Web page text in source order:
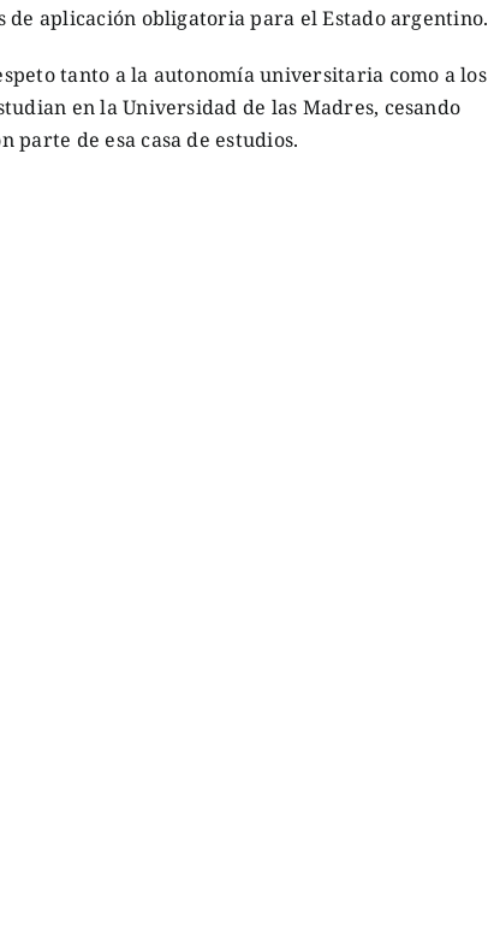
aplicación obligatoria para el Estado argentino.
tanto a la autonomía universitaria como a los
en la Universidad de las Madres, cesando
parte de esa casa de estudios.